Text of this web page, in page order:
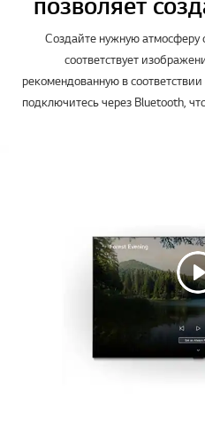
Функция
позволяет
Создайте нужную
соответствует
рекомендованную в